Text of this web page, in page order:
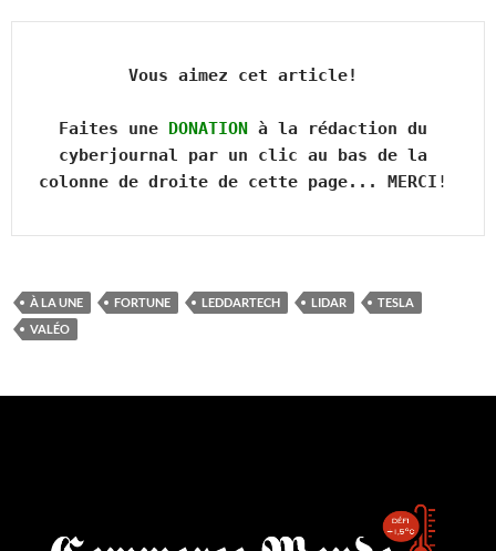
Vous aimez cet article!
Faites une DONATION à la rédaction du
cyberjournal par un clic au bas de la
colonne de droite de cette page... MERCI !
À LA UNE FORTUNE LEDDARTECH LIDAR
TESLA
VALÉO